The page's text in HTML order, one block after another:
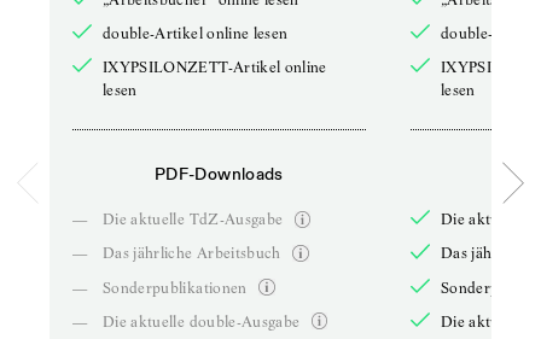
double-Artikel online lesen
IXYPSILONZETT-Artikel online
lesen
PDF-Downloads
—
Die aktuelle TdZ-Ausgabe
—
Das jährliche Arbeitsbuch
—
Sonderpublikationen
—
Die aktuelle double-Ausgabe
double-
lesen
Die aktuelle
Das jährliche
Die aktuelle